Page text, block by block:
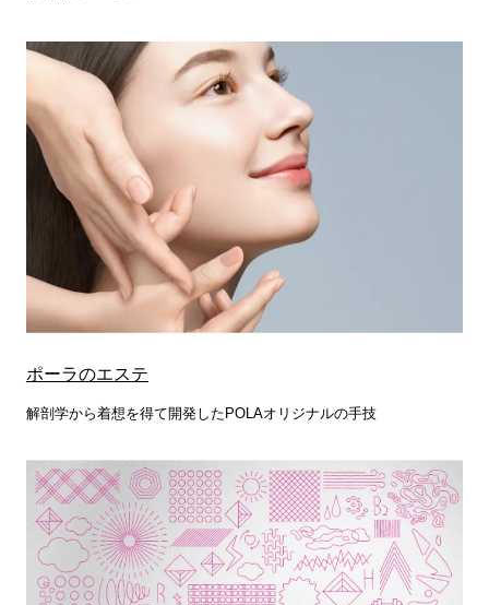
ポーラのエステ
解剖学から着想を得て開発したPOLAオリジナルの手技